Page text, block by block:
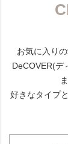
お気に入り
DeCOVER(デ
好きなタイプ